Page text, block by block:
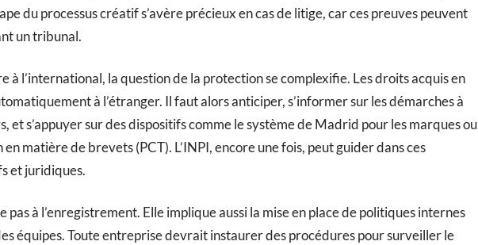
du processus créatif s’avère précieux en cas de litige, car ces preuves peuvent
un tribunal.
à l’international, la question de la protection se complexifie. Les droits acquis en
à l’étranger. Il faut alors anticiper, s’informer sur les démarches à
et s’appuyer sur des dispositifs comme le système de Madrid pour les marques ou
matière de brevets (PCT). L’INPI, encore une fois, peut guider dans ces
et juridiques.
pas à l’enregistrement. Elle implique aussi la mise en place de politiques internes
équipes. Toute entreprise devrait instaurer des procédures pour surveiller le